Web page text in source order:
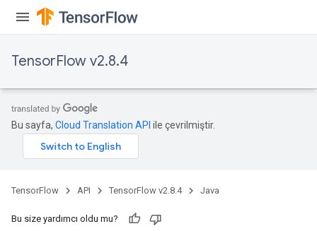
TensorFlow v2.8.4
Bu sayfa, Cloud Translation API ile çevrilmiştir.
TensorFlow API TensorFlow v2.8.4 Java
Bu size yardımcı oldu mu?